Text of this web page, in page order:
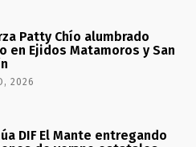
Patty Chío alumbrado
en Ejidos Matamoros y San
2026
DIF El Mante entregando